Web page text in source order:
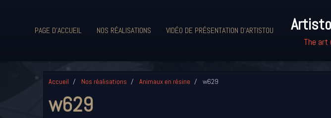
PAGE D'ACCUEIL NOS RÉALISATIONS VIDÉO DE PRÉSENTATION D'ARTISTOU
The art
Accueil Nos réalisations Animaux en résine w629
w629